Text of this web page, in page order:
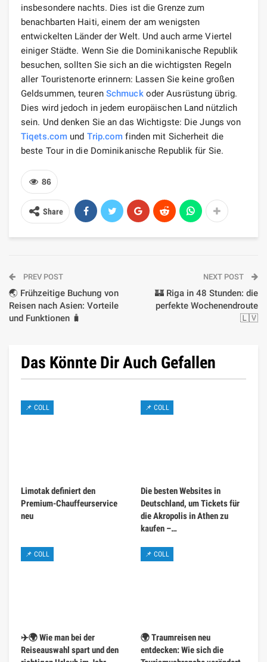
insbesondere nachts. Dies ist die Grenze zum
benachbarten Haiti, einem der am wenigsten
entwickelten Länder der Welt. Und auch arme Viertel
einiger Städte. Wenn Sie die Dominikanische Republik
besuchen, sollten Sie sich an die wichtigsten Regeln
aller Touristenorte erinnern: Lassen Sie keine großen
Geldsummen, teuren Schmuckoder Ausrüstung übrig.
Dies wird jedoch in jedem europäischen Land nützlich
sein. Und denken Sie an das Wichtigste: Die Jungs von
Tiqets.com und Trip.com finden mit Sicherheit die
beste Tour in die Dominikanische Republik für Sie.
86
Share
PREV POST
🌏 Frühzeitige Buchung von
Reisen nach Asien: Vorteile
und Funktionen 🧳
NEXT POST
🏰 Riga in 48 Stunden: die
perfekte Wochenendroute
🇱🇻
Das Könnte Dir Auch Gefallen
📌 COLL
Limotak definiert den
Premium-Chauffeurservice
neu
📌 COLL
Die besten Websites in
Deutschland, um Tickets für
die Akropolis in Athen zu
kaufen –…
📌 COLL
✈️🌍 Wie man bei der
Reiseauswahl spart und den
📌 COLL
🌍 Traumreisen neu
entdecken: Wie sich die